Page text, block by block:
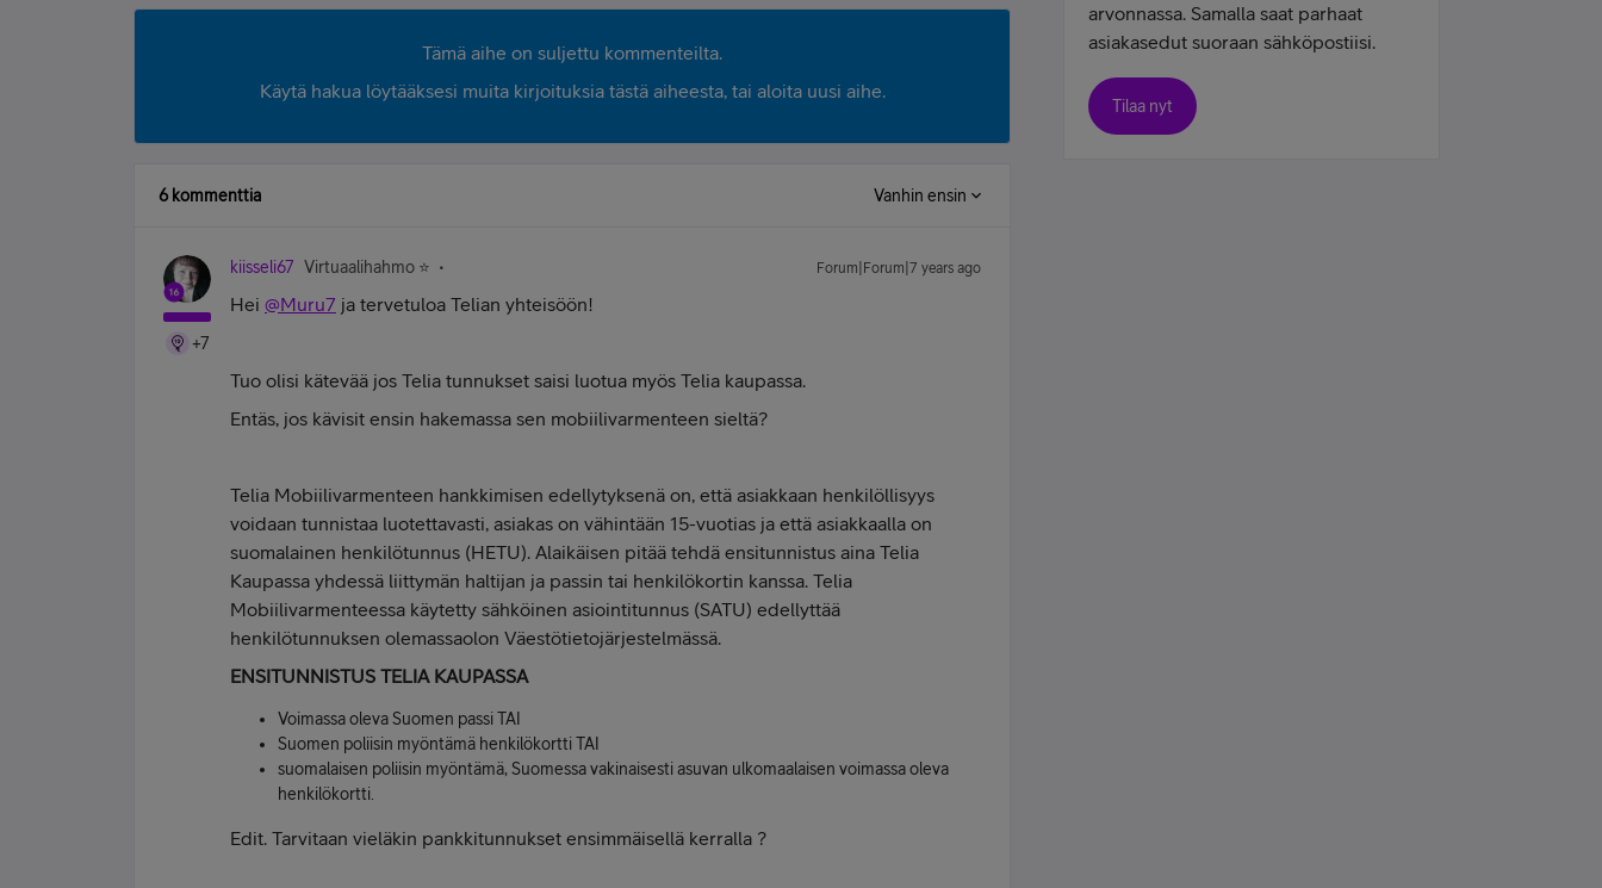
Tämä aihe on suljettu kommenteilta.
Käytä hakua löytääksesi muita kirjoituksia tästä aiheesta, tai aloita uusi aihe.
6 kommenttia Vanhin ensin
+7
kiisseli67 Virtuaalihahmo ⭐️ Forum|Forum|7 years ago
Hei @Muru7 ja tervetuloa Telian yhteisöön!
Tuo olisi kätevää jos Telia tunnukset saisi luotua myös Telia kaupassa.
Entäs, jos kävisit ensin hakemassa sen mobiilivarmenteen sieltä?
Telia Mobiilivarmenteen hankkimisen edellytyksenä on, että asiakkaan henkilöllisyys
voidaan tunnistaa luotettavasti, asiakas on vähintään 15-vuotias ja että asiakkaalla on
suomalainen henkilötunnus (HETU). Alaikäisen pitää tehdä ensitunnistus aina Telia
Kaupassa yhdessä liittymän haltijan ja passin tai henkilökortin kanssa. Telia
Mobiilivarmenteessa käytetty sähköinen asiointitunnus (SATU) edellyttää
henkilötunnuksen olemassaolon Väestötietojärjestelmässä.
ENSITUNNISTUS TELIA KAUPASSA
Voimassa oleva Suomen passi TAI
Suomen poliisin myöntämä henkilökortti TAI
suomalaisen poliisin myöntämä, Suomessa vakinaisesti asuvan ulkomaalaisen voimassa oleva
henkilökortti.
Edit. Tarvitaan vieläkin pankkitunnukset ensimmäisellä kerralla ?
arvonnassa. Samalla saat parhaat
asiakasedut suoraan sähköpostiisi.
Tilaa nyt